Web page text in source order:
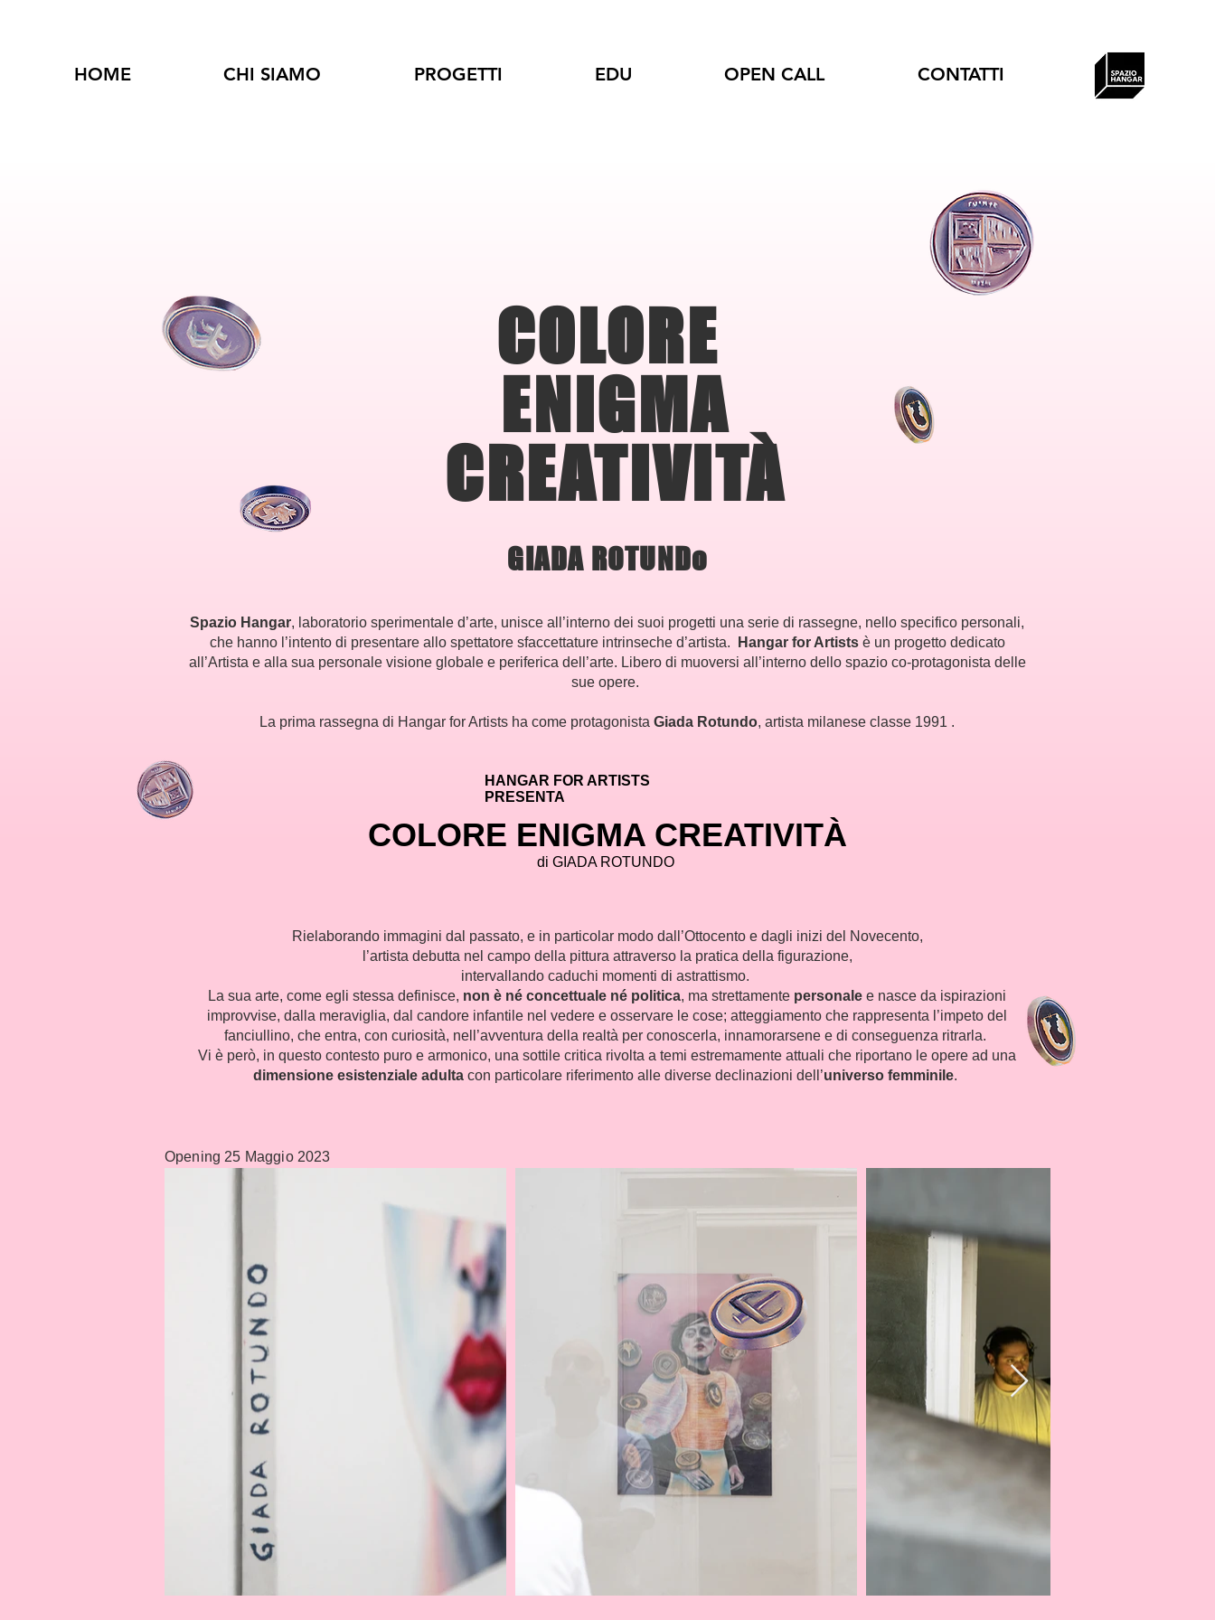
HOME CHI SIAMO PROGETTI EDU OPEN CALL CONTATTI
COLORE
ENIGMA
CREATIVITÀ
GIADA ROTUNDo
Spazio Hangar, laboratorio sperimentale d’arte, unisce all’interno dei suoi progetti una serie di rassegne, nello specifico personali,
che hanno l’intento di presentare allo spettatore sfaccettature intrinseche d’artista.
Hangar for Artistsè un progetto dedicato
all’Artista e alla sua personale visione globale e periferica dell’arte. Libero di muoversi all’interno dello spazio co-protagonista delle
sue opere.
La prima rassegna di Hangar for Artists ha come protagonista Giada Rotundo, artista milanese classe 1991 .
HANGAR FOR ARTISTS
PRESENTA
COLORE ENIGMA CREATIVITÀ
di GIADA ROTUNDO
Rielaborando immagini dal passato, e in particolar modo dall’Ottocento e dagli inizi del Novecento,
l’artista debutta nel campo della pittura attraverso la pratica della figurazione,
intervallando caduchi momenti di astrattismo.
La sua arte, come egli stessa definisce, non è né concettuale né politica, ma strettamente personale e nasce da ispirazioni
improvvise, dalla meraviglia, dal candore infantile nel vedere e osservare le cose; atteggiamento che rappresenta l’impeto del
fanciullino, che entra, con curiosità, nell’avventura della realtà per conoscerla, innamorarsene e di conseguenza ritrarla.
Vi è però, in questo contesto puro e armonico, una sottile critica rivolta a temi estremamente attuali che riportano le opere ad una
dimensione esistenziale adulta con particolare riferimento alle diverse declinazioni dell’universo femminile.
Opening 25 Maggio 2023